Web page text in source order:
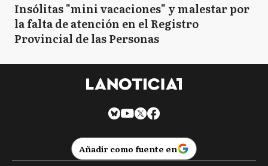
Insólitas "mini vacaciones" y malestar por
la falta de atención en el Registro
Provincial de las Personas
Añadir como fuente en